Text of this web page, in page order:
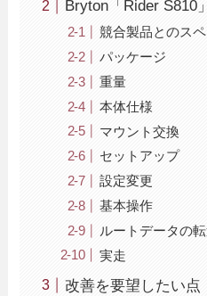
Bryton「Rider S810」
競合製品とのス
パッケージ
重量
本体仕様
マウント交換
セットアップ
設定変更
基本操作
ルートデータの
実走
改善を要望したい点